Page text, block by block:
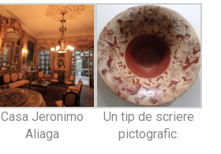
Casa Jeronimo
Aliaga
Un tip de scriere
pictografic.